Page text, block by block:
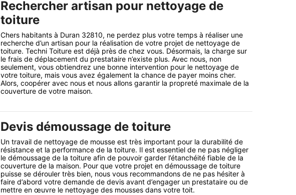
Rechercher artisan pour nettoyage de
toiture
Chers habitants à Duran 32810, ne perdez plus votre temps à réaliser une
recherche d’un artisan pour la réalisation de votre projet de nettoyage de
toiture. Techni Toiture est déjà près de chez vous. Désormais, la charge sur
le frais de déplacement du prestataire n’existe plus. Avec nous, non
seulement, vous obtiendrez une bonne intervention pour le nettoyage de
votre toiture, mais vous avez également la chance de payer moins cher.
Alors, coopérer avec nous et nous allons garantir la propreté maximale de la
couverture de votre maison.
Devis démoussage de toiture
Un travail de nettoyage de mousse est très important pour la durabilité de
résistance et la performance de la toiture. Il est essentiel de ne pas négliger
le démoussage de la toiture afin de pouvoir garder l’étanchéité fiable de la
couverture de la maison. Pour que votre projet en démoussage de toiture
puisse se dérouler très bien, nous vous recommandons de ne pas hésiter à
faire d’abord votre demande de devis avant d’engager un prestataire ou de
mettre en œuvre le nettoyage des mousses dans votre toit.